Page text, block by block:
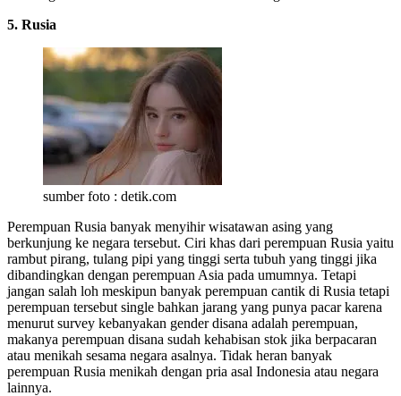
5. Rusia
sumber foto : detik.com
Perempuan Rusia banyak menyihir wisatawan asing yang
berkunjung ke negara tersebut. Ciri khas dari perempuan Rusia yaitu
rambut pirang, tulang pipi yang tinggi serta tubuh yang tinggi jika
dibandingkan dengan perempuan Asia pada umumnya. Tetapi
jangan salah loh meskipun banyak perempuan cantik di Rusia tetapi
perempuan tersebut single bahkan jarang yang punya pacar karena
menurut survey kebanyakan gender disana adalah perempuan,
makanya perempuan disana sudah kehabisan stok jika berpacaran
atau menikah sesama negara asalnya. Tidak heran banyak
perempuan Rusia menikah dengan pria asal Indonesia atau negara
lainnya.